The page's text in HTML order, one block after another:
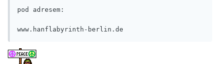
pod adresem:
www.hanflabyrinth-berlin.de